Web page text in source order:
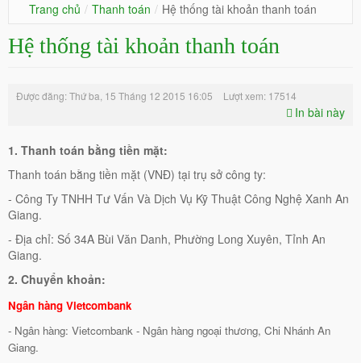
Trang chủ / Thanh toán / Hệ thống tài khoản thanh toán
Hệ thống tài khoản thanh toán
Được đăng: Thứ ba, 15 Tháng 12 2015 16:05 Lượt xem: 17514
In bài này
1. Thanh toán bằng tiền mặt:
Thanh toán bằng tiền mặt (VNĐ) tại trụ sở công ty:
- Công Ty TNHH Tư Vấn Và Dịch Vụ Kỹ Thuật Công Nghệ Xanh An
Giang.
- Địa chỉ: Số 34A Bùi Văn Danh, Phường Long Xuyên, Tỉnh An
Giang.
2. Chuyển khoản:
Ngân hàng Vietcombank
- Ngân hàng: Vietcombank - Ngân hàng ngoại thương, Chi Nhánh An
Giang.